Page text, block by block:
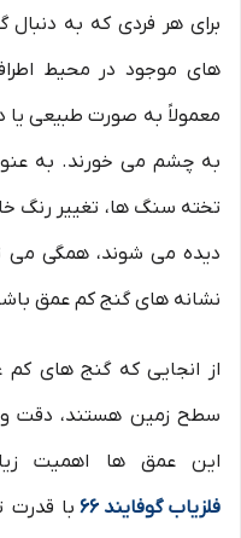
برای هر فردی که به
های موجود در محیط
معمولاً به صورت طبیعی
به چشم می خورند. به
تخته سنگ ها، تغییر رنگ
دیده می شوند، همگی می
نشانه های گنج کم عمق
از انجایی که گنج های
سطح زمین هستند، دقت
این عمق ها اهمیت
فلزیاب گوفایند 66
با قدرت